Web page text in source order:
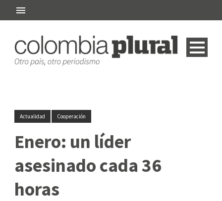
Actualidad Cooperación
Enero: un líder
asesinado cada 36
horas